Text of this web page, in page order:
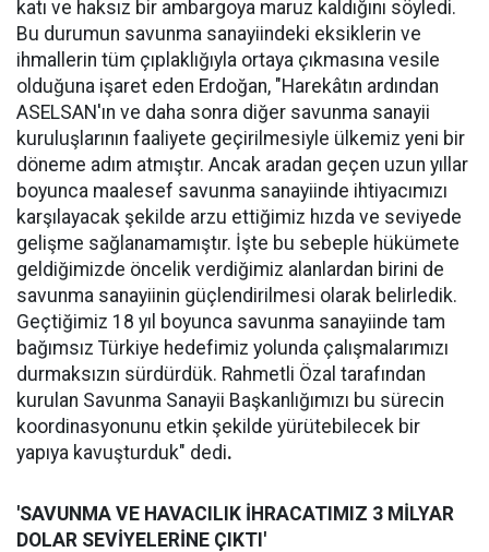
katı ve haksız bir ambargoya maruz kaldığını söyledi.
Bu durumun savunma sanayiindeki eksiklerin ve
ihmallerin tüm çıplaklığıyla ortaya çıkmasına vesile
olduğuna işaret eden Erdoğan, "Harekâtın ardından
ASELSAN'ın ve daha sonra diğer savunma sanayii
kuruluşlarının faaliyete geçirilmesiyle ülkemiz yeni bir
döneme adım atmıştır. Ancak aradan geçen uzun yıllar
boyunca maalesef savunma sanayiinde ihtiyacımızı
karşılayacak şekilde arzu ettiğimiz hızda ve seviyede
gelişme sağlanamamıştır. İşte bu sebeple hükümete
geldiğimizde öncelik verdiğimiz alanlardan birini de
savunma sanayiinin güçlendirilmesi olarak belirledik.
Geçtiğimiz 18 yıl boyunca savunma sanayiinde tam
bağımsız Türkiye hedefimiz yolunda çalışmalarımızı
durmaksızın sürdürdük. Rahmetli Özal tarafından
kurulan Savunma Sanayii Başkanlığımızı bu sürecin
koordinasyonunu etkin şekilde yürütebilecek bir
yapıya kavuşturduk" dedi.
'SAVUNMA VE HAVACILIK İHRACATIMIZ 3 MİLYAR
DOLAR SEVİYELERİNE ÇIKTI'